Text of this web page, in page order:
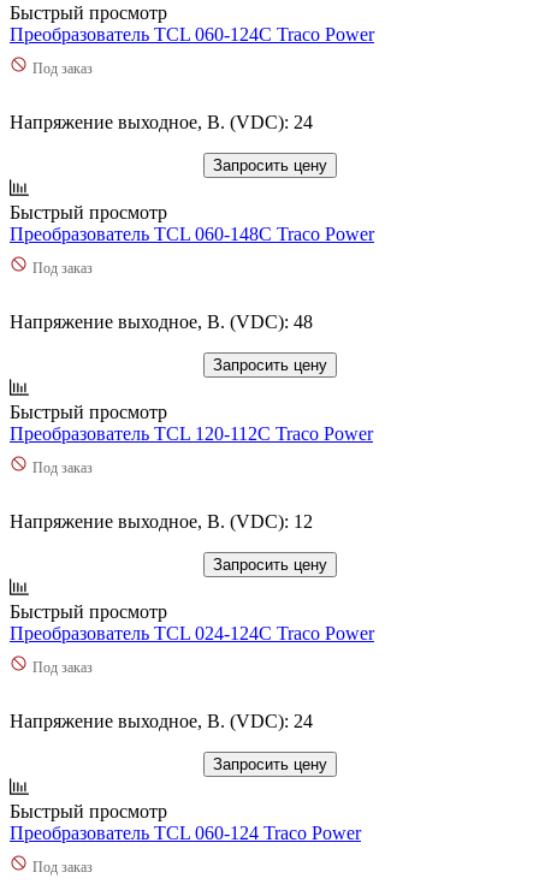
Быстрый просмотр
Преобразователь TCL 060-124C Traco Power
Под заказ
Напряжение выходное, В. (VDC): 24
Запросить цену
Быстрый просмотр
Преобразователь TCL 060-148C Traco Power
Под заказ
Напряжение выходное, В. (VDC): 48
Запросить цену
Быстрый просмотр
Преобразователь TCL 120-112C Traco Power
Под заказ
Напряжение выходное, В. (VDC): 12
Запросить цену
Быстрый просмотр
Преобразователь TCL 024-124C Traco Power
Под заказ
Напряжение выходное, В. (VDC): 24
Запросить цену
Быстрый просмотр
Преобразователь TCL 060-124 Traco Power
Под заказ